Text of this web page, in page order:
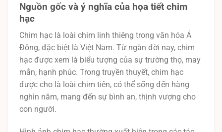
Nguồn gốc và ý nghĩa của họa tiết chim
hạc
Chim hạc là loài chim linh thiêng trong văn hóa Á
Đông, đặc biệt là Việt Nam. Từ ngàn đời nay, chim
hạc được xem là biểu tượng của sự trường thọ, may
mắn, hạnh phúc. Trong truyền thuyết, chim hạc
được cho là loài chim tiên, có thể sống đến hàng
nghìn năm, mang đến sự bình an, thịnh vượng cho
con người.